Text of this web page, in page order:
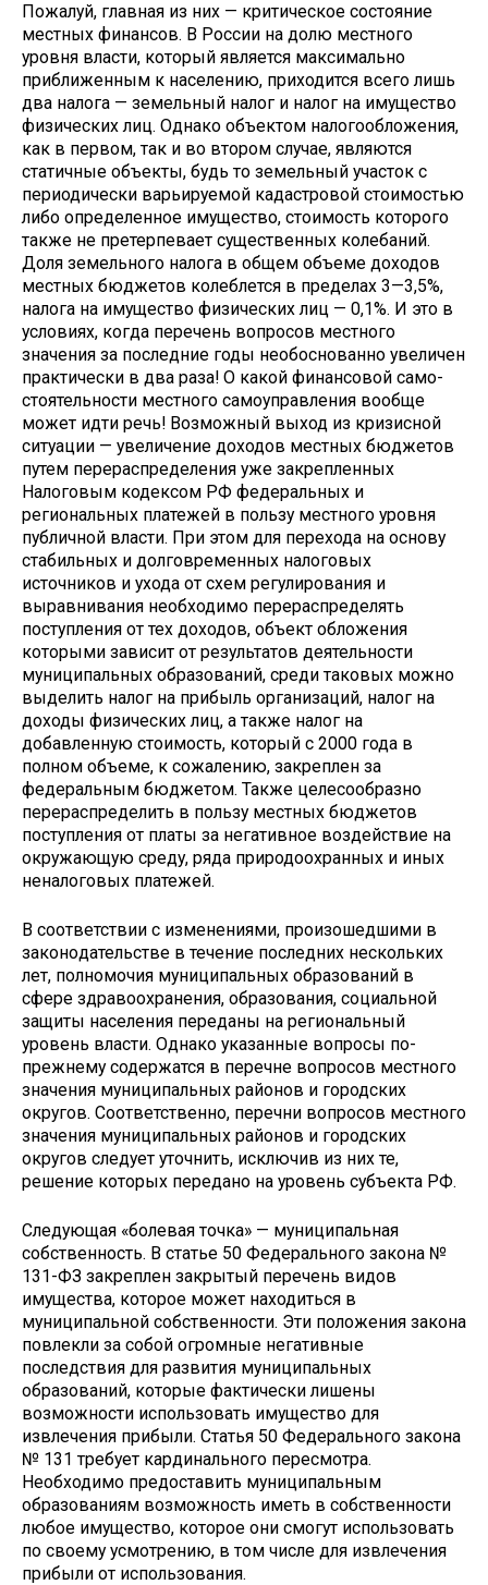
Пожалуй, главная из них — критическое состояние
мест­ных финансов. В России на долю местного
уровня власти, который является максимально
приближенным к населе­нию, приходится всего лишь
два налога — земельный налог и налог на имущество
физических лиц. Однако объектом налогообложения,
как в первом, так и во втором случае, являются
статичные объекты, будь то земельный участок с
периодически варьируемой кадастровой стоимостью
ли­бо определенное имущество, стоимость которого
также не претерпевает суще­ственных колебаний.
Доля земельного налога в общем объеме доходов
местных бюджетов колеблется в пределах 3—3,5%,
налога на имущество физических лиц — 0,1%. И это в
условиях, когда перечень во­просов местного
значения за последние годы необоснованно увеличен
практиче­ски в два раза! О какой финансовой само­
стоятельности местного самоуправления вообще
может идти речь! Возможный выход из кризисной
ситуации — увели­чение доходов местных бюджетов
путем перераспределения уже закрепленных
Налоговым кодексом РФ федеральных и
региональных платежей в пользу местно­го уровня
публичной власти. При этом для перехода на ос­нову
стабильных и долговременных налоговых
источников и ухода от схем регулирования и
выравнивания необходи­мо перераспределять
поступления от тех доходов, объект обложения
которыми зависит от результатов деятельности
муниципальных образований, среди таковых можно
вы­делить налог на прибыль организаций, налог на
доходы физических лиц, а также налог на
добавленную стоимость, который с 2000 года в
полном объеме, к сожалению, за­креплен за
федеральным бюджетом. Также целесообразно
перераспределить в пользу местных бюджетов
поступления от платы за негативное воздействие на
окружающую среду, ряда природоохранных и иных
неналоговых платежей.
В соответствии с изменениями, произошедшими в
законо­дательстве в течение последних нескольких
лет, полномочия муниципальных образований в
сфере здравоохранения, об­разования, социальной
защиты населения переданы на ре­гиональный
уровень власти. Однако указанные вопросы по-
прежнему содержатся в перечне вопросов местного
значения муниципальных районов и городских
округов. Соответствен­но, перечни вопросов местного
значения муниципальных районов и городских
округов следует уточнить, исключив из них те,
решение которых передано на уровень субъекта РФ.
Следующая «болевая точка» — муниципальная
собствен­ность. В статье 50 Федерального закона №
131-ФЗ закре­плен закрытый перечень видов
имущества, которое мо­жет находиться в
муниципальной собственности. Эти по­ложения закона
повлекли за собой огромные негативные
последствия для развития муниципальных
образований, которые фактически лишены
возможности использовать имущество для
извлечения прибыли. Статья 50 Федераль­ного закона
№ 131 требует кардинального пересмотра.
Необходимо предоставить муниципальным
образованиям возможность иметь в собственности
любое имущество, ко­торое они смогут использовать
по своему усмотрению, в том числе для извлечения
прибыли от использования.